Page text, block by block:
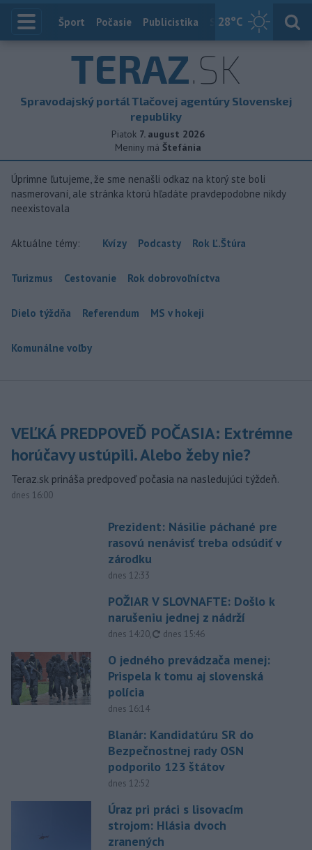
28°C
Index
Šport Počasie Publicistika Slovensko
TERAZ.SK
Spravodajský portál Tlačovej agentúry Slovenskej
republiky
Piatok 7. august 2026
Meniny má Štefánia
Úprimne ľutujeme, že sme nenašli odkaz na ktorý ste boli
nasmerovaní, ale stránka ktorú hľadáte pravdepodobne nikdy
neexistovala
Aktuálne témy: Kvízy Podcasty Rok Ľ.Štúra
Turizmus Cestovanie Rok dobrovoľníctva
Dielo týždňa Referendum MS v hokeji
Komunálne voľby
VEĽKÁ PREDPOVEĎ POČASIA: Extrémne
horúčavy ustúpili. Alebo žeby nie?
Teraz.sk prináša predpoveď počasia na nasledujúci týždeň.
dnes 16:00
Prezident: Násilie páchané pre
rasovú nenávisť treba odsúdiť v
zárodku
dnes 12:33
POŽIAR V SLOVNAFTE: Došlo k
narušeniu jednej z nádrží
dnes 14:20, aktualizované
dnes 15:46
O jedného prevádzača menej:
Prispela k tomu aj slovenská
polícia
dnes 16:14
Blanár: Kandidatúru SR do
Bezpečnostnej rady OSN
podporilo 123 štátov
dnes 12:52
Úraz pri práci s lisovacím
strojom: Hlásia dvoch
zranených